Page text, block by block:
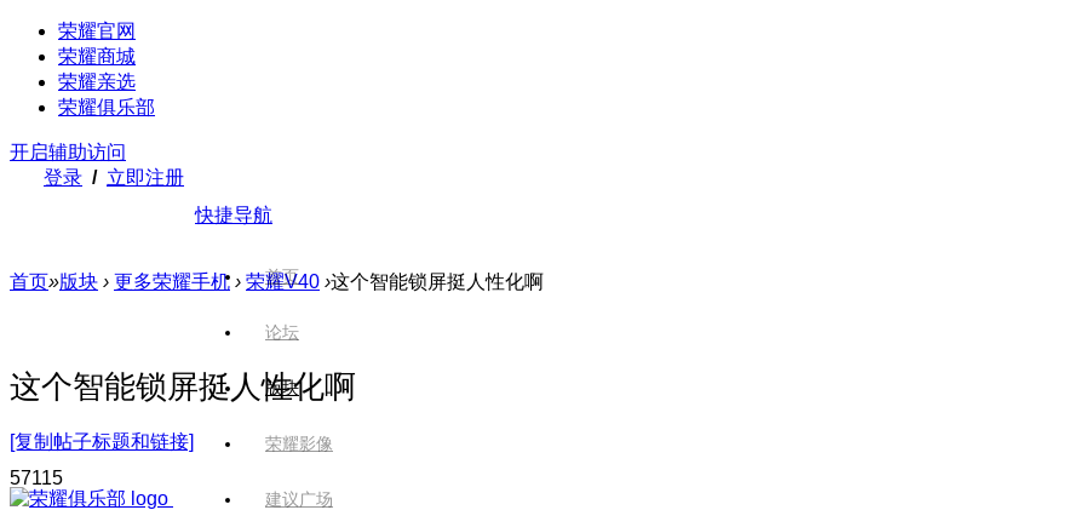
荣耀官网
荣耀商城
荣耀亲选
荣耀俱乐部
开启辅助访问
登录 / 立即注册
快捷导航
首页
论坛
版块
荣耀影像
建议广场
首页»版块 › 更多荣耀手机 › 荣耀V40 ›这个智能锁屏挺人性化啊
这个智能锁屏挺人性化啊
[复制帖子标题和链接]
57115